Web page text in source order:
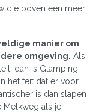
die boven een meer
manier om
omgeving. Als
dan is Glamping
het feit dat er voor
is dan slapen
Melkweg als je